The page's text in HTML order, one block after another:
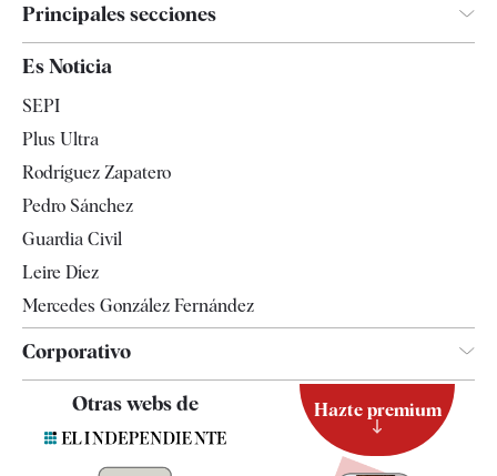
Principales secciones
Televisión
Es Noticia
SEPI
Plus Ultra
Rodríguez Zapatero
Pedro Sánchez
Guardia Civil
Leire Díez
Mercedes González Fernández
Corporativo
Otras webs de Hazte premium